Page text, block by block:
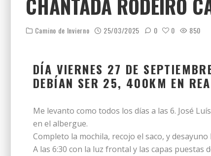
CHANTADA RODEIRO
Camino de Invierno 25/03/2025 0 0 850
DÍA VIERNES 27 DE
DEBÍAN SER 25, 400KM EN
Me levanto como todos los días a las 6. José
en el albergue.
Completo la mochila, recojo el saco, y
A las 6:30 con la luz frontal y las capas puestas